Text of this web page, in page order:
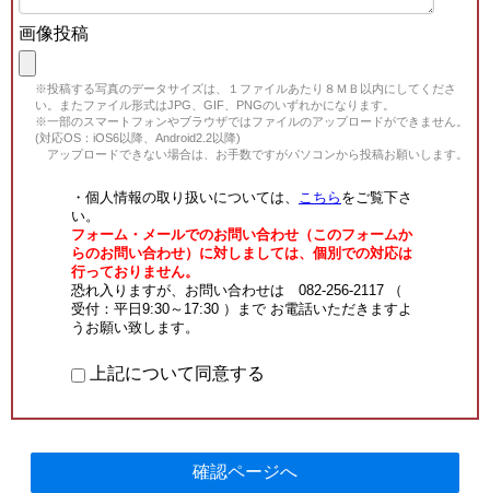
画像投稿
※投稿する写真のデータサイズは、１ファイルあたり８ＭＢ以内にしてくださ
い。またファイル形式はJPG、GIF、PNGのいずれかになります。
※一部のスマートフォンやブラウザではファイルのアップロードができません。
(対応OS：iOS6以降、Android2.2以降)
アップロードできない場合は、お手数ですがパソコンから投稿お願いします。
・個人情報の取り扱いについては、 こちら をご覧下さ
い。
フォーム・メールでのお問い合わせ（このフォームか
らのお問い合わせ）に対しましては、個別での対応は
行っておりません。
恐れ入りますが、お問い合わせは 082-256-2117 （
受付：平日9:30～17:30 ）まで お電話いただきますよ
うお願い致します。
上記について同意する
確認ページへ